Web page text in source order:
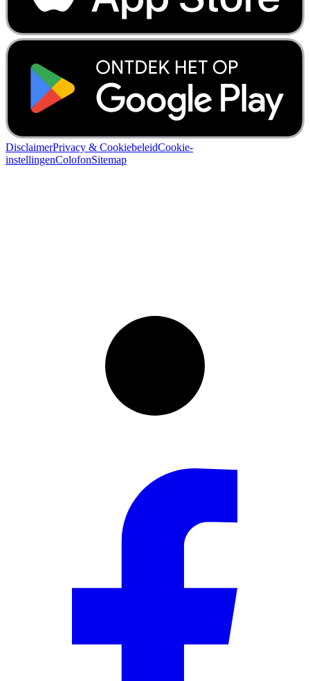
DisclaimerPrivacy & CookiebeleidCookie-
instellingenColofonSitemap